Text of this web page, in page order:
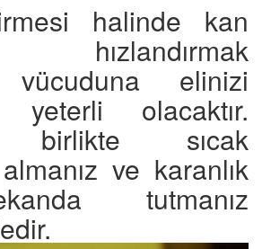
halinde kan
hızlandırmak
vücuduna elinizi
yeterli olacaktır.
birlikte sıcak
ve karanlık
tutmanız